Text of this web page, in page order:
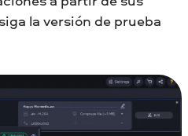
la versión de prueba